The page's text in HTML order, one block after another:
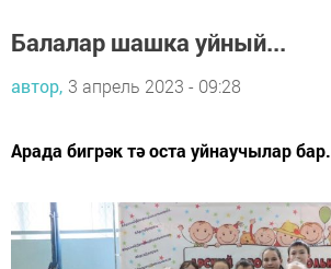
Балалар шашка уйный...
автор, 3 апрель 2023 - 09:28
Арада бигрәк тә оста уйнаучылар бар.